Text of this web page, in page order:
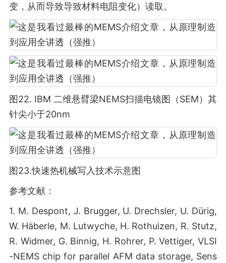
变，从而导致导致材料电阻变化）读取。
图22. IBM 二维悬臂梁NEMS扫描电镜图（SEM）其
针尖小于20nm
图23.快速热机械写入技术示意图
参考文献：
1. M. Despont, J. Brugger, U. Drechsler, U. Dürig,
W. Häberle, M. Lutwyche, H. Rothuizen, R. Stutz,
R. Widmer, G. Binnig, H. Rohrer, P. Vettiger, VLSI
-NEMS chip for parallel AFM data storage, Sens